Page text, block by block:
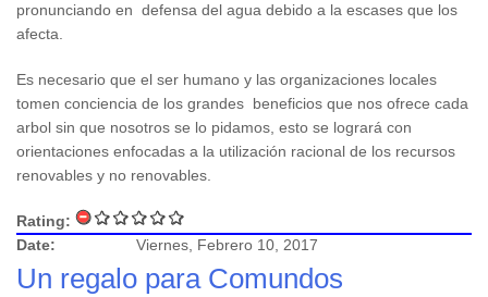
pronunciando en defensa del agua debido a la escases que los
afecta.
Es necesario que el ser humano y las organizaciones locales
tomen conciencia de los grandes beneficios que nos ofrece cada
arbol sin que nosotros se lo pidamos, esto se logrará con
orientaciones enfocadas a la utilización racional de los recursos
renovables y no renovables.
Rating:
Date:
Viernes, Febrero 10, 2017
Un regalo para Comundos